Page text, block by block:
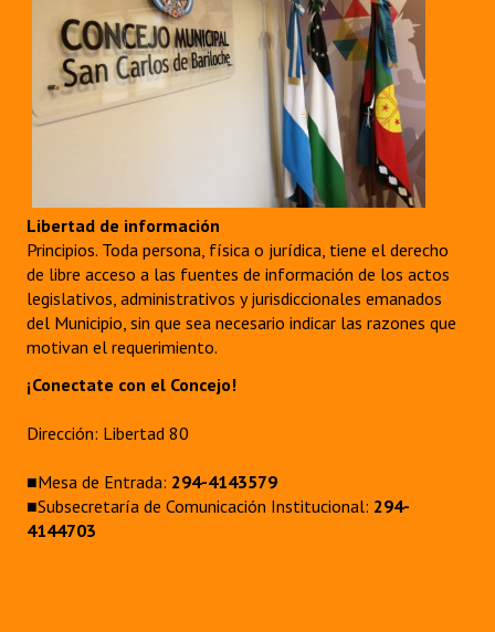
Libertad de información
Principios. Toda persona, física o jurídica, tiene el derecho
de libre acceso a las fuentes de información de los actos
legislativos, administrativos y jurisdiccionales emanados
del Municipio, sin que sea necesario indicar las razones que
motivan el requerimiento.
¡Conectate con el Concejo!
Dirección: Libertad 80
■Mesa de Entrada: 294-4143579
■Subsecretaría de Comunicación Institucional: 294-
4144703